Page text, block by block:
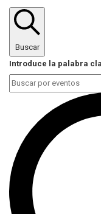
Buscar
Introduce la palabra